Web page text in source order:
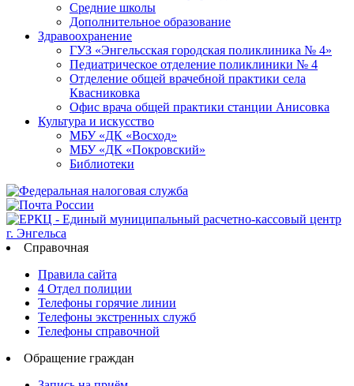
Средние школы
Дополнительное образование
Здравоохранение
ГУЗ «Энгельсская городская поликлиника № 4»
Педиатрическое отделение поликлиники № 4
Отделение общей врачебной практики села
Квасниковка
Офис врача общей практики станции Анисовка
Культура и искусство
МБУ «ДК «Восход»
МБУ «ДК «Покровский»
Библиотеки
Справочная
Правила сайта
4 Отдел полиции
Телефоны горячие линии
Телефоны экстренных служб
Телефоны справочной
Обращение граждан